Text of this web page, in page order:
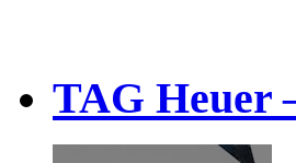
TAG Heuer